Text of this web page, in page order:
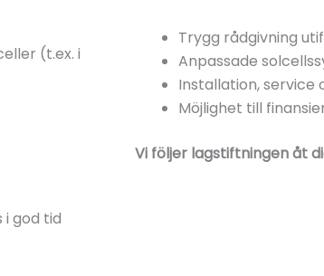
(t.ex. i
god tid
Trygg rådgivning
Anpassade
Installation, service
Möjlighet till
Vi följer lagstiftningen åt